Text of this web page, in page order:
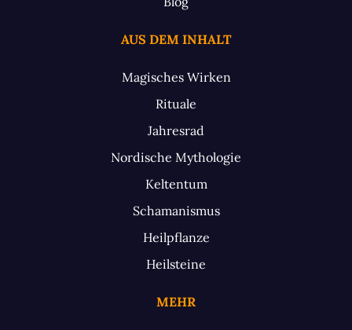
AUS DEM INHALT
Magisches Wirken
Rituale
Jahresrad
Nordische Mythologie
Keltentum
Schamanismus
Heilpflanze
Heilsteine
MEHR